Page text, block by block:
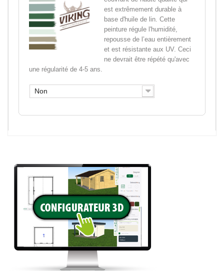
est extrêmement durable à
base d'huile de lin. Cette
peinture régule l'humidité,
repousse de l’eau entièrement
et est résistante aux UV. Ceci
ne devrait être répété qu'avec
une régularité de 4-5 ans.
Non